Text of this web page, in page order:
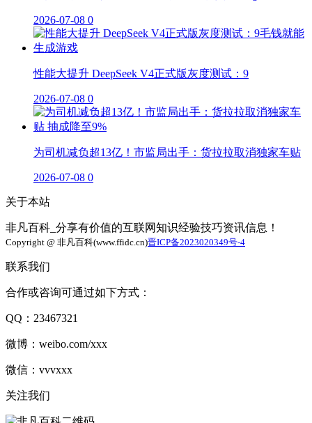
2026-07-08 0
性能大提升 DeepSeek V4正式版灰度测试：9
2026-07-08 0
为司机减负超13亿！市监局出手：货拉拉取消独家车贴
2026-07-08 0
关于本站
非凡百科_分享有价值的互联网知识经验技巧资讯信息！
Copyright @ 非凡百科(www.ffidc.cn)晋ICP备2023020349号-4
联系我们
合作或咨询可通过如下方式：
QQ：23467321
微博：weibo.com/xxx
微信：vvvxxx
关注我们